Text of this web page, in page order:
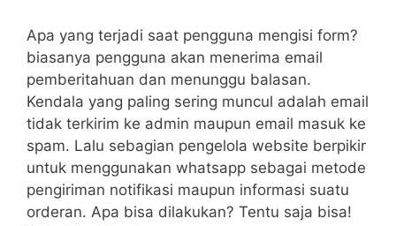
Apa yang terjadi saat pengguna mengisi form?
biasanya pengguna akan menerima email
pemberitahuan dan menunggu balasan.
Kendala yang paling sering muncul adalah email
tidak terkirim ke admin maupun email masuk ke
spam. Lalu sebagian pengelola website berpikir
untuk menggunakan whatsapp sebagai metode
pengiriman notifikasi maupun informasi suatu
orderan. Apa bisa dilakukan? Tentu saja bisa!